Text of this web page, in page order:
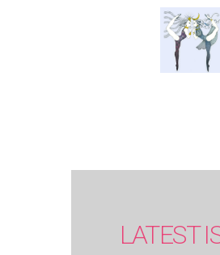
Muse
【
2023
LATEST